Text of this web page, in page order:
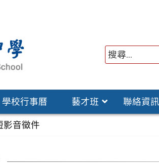
學校行事曆 藝才班 聯絡資訊
影音徵件